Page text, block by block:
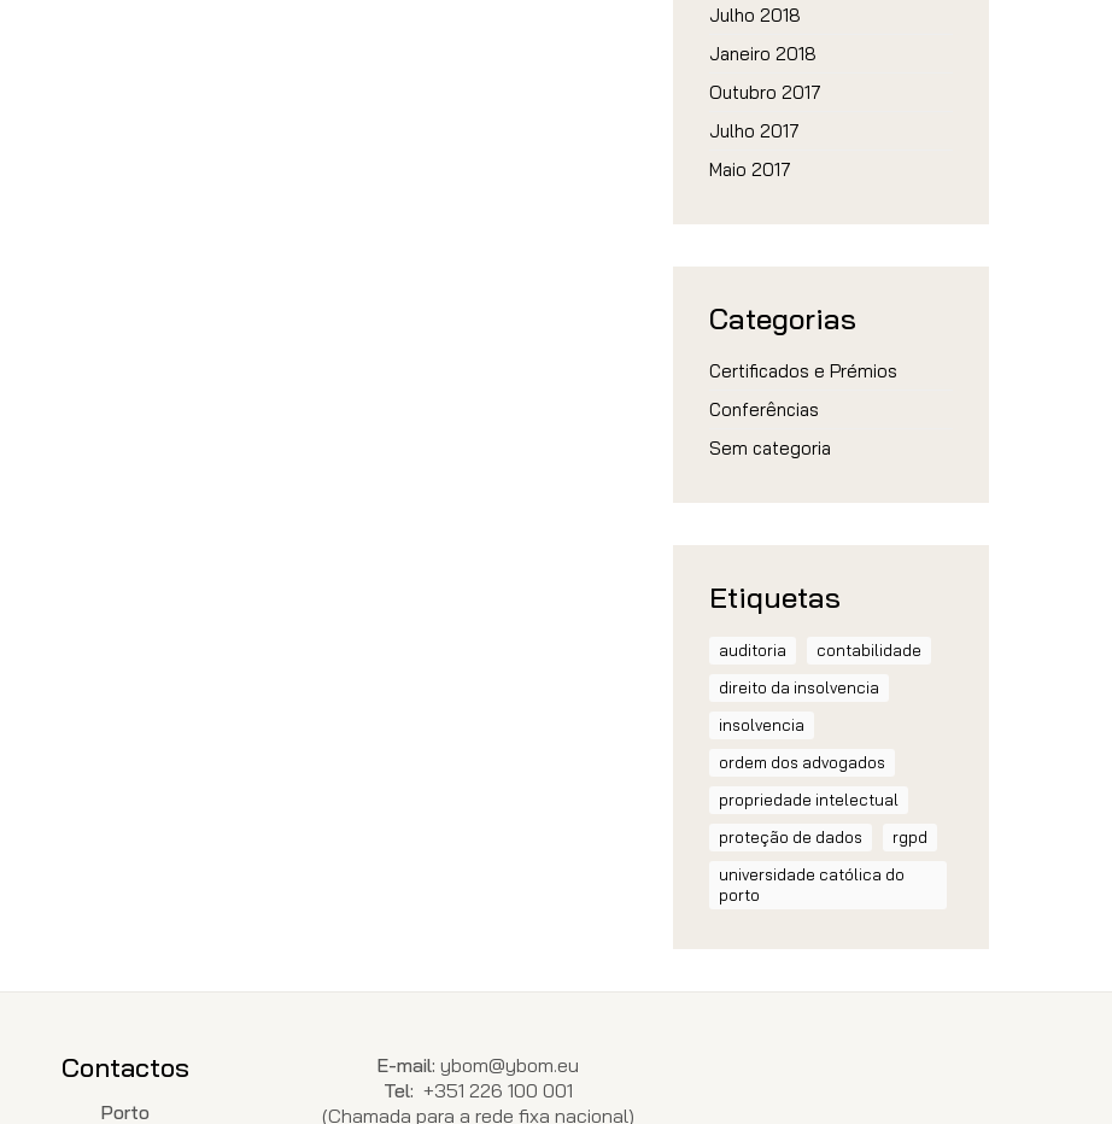
Julho 2018
Janeiro 2018
Outubro 2017
Julho 2017
Maio 2017
Categorias
Certificados e Prémios
Conferências
Sem categoria
Etiquetas
auditoria
contabilidade
direito da insolvencia
insolvencia
ordem dos advogados
propriedade intelectual
proteção de dados
rgpd
universidade católica do
porto
Contactos
Porto
E-mail: ybom@ybom.eu
Tel: +351 226 100 001
(Chamada para a rede fixa nacional)